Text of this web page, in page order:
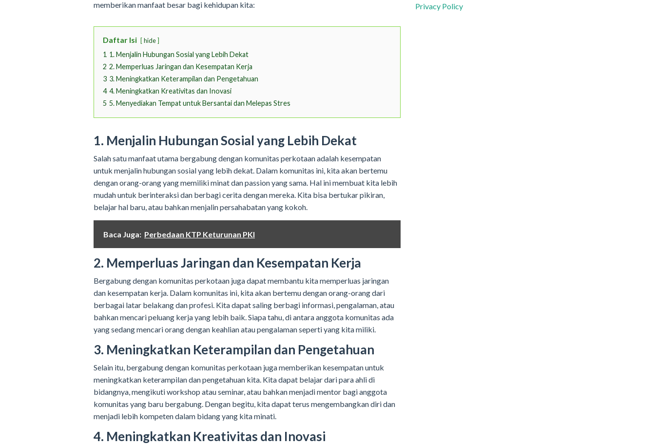
memberikan manfaat besar bagi kehidupan kita:
Daftar Isi hide
1 1. Menjalin Hubungan Sosial yang Lebih Dekat
2 2. Memperluas Jaringan dan Kesempatan Kerja
3 3. Meningkatkan Keterampilan dan Pengetahuan
4 4. Meningkatkan Kreativitas dan Inovasi
5 5. Menyediakan Tempat untuk Bersantai dan Melepas Stres
1. Menjalin Hubungan Sosial yang Lebih Dekat
Salah satu manfaat utama bergabung dengan komunitas perkotaan adalah kesempatan
untuk menjalin hubungan sosial yang lebih dekat. Dalam komunitas ini, kita akan bertemu
dengan orang-orang yang memiliki minat dan passion yang sama. Hal ini membuat kita lebih
mudah untuk berinteraksi dan berbagi cerita dengan mereka. Kita bisa bertukar pikiran,
belajar hal baru, atau bahkan menjalin persahabatan yang kokoh.
Baca Juga: Perbedaan KTP Keturunan PKI
2. Memperluas Jaringan dan Kesempatan Kerja
Bergabung dengan komunitas perkotaan juga dapat membantu kita memperluas jaringan
dan kesempatan kerja. Dalam komunitas ini, kita akan bertemu dengan orang-orang dari
berbagai latar belakang dan profesi. Kita dapat saling berbagi informasi, pengalaman, atau
bahkan mencari peluang kerja yang lebih baik. Siapa tahu, di antara anggota komunitas ada
yang sedang mencari orang dengan keahlian atau pengalaman seperti yang kita miliki.
3. Meningkatkan Keterampilan dan Pengetahuan
Selain itu, bergabung dengan komunitas perkotaan juga memberikan kesempatan untuk
meningkatkan keterampilan dan pengetahuan kita. Kita dapat belajar dari para ahli di
bidangnya, mengikuti workshop atau seminar, atau bahkan menjadi mentor bagi anggota
komunitas yang baru bergabung. Dengan begitu, kita dapat terus mengembangkan diri dan
menjadi lebih kompeten dalam bidang yang kita minati.
4. Meningkatkan Kreativitas dan Inovasi
Privacy Policy